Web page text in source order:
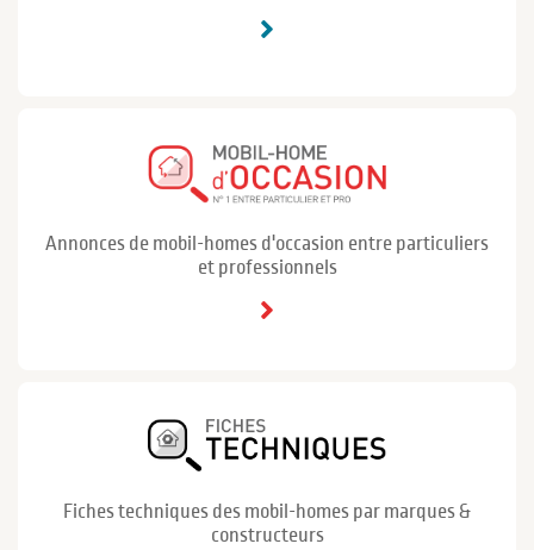
Annonces de mobil-homes d'occasion entre particuliers
et professionnels
Fiches techniques des mobil-homes par marques &
constructeurs